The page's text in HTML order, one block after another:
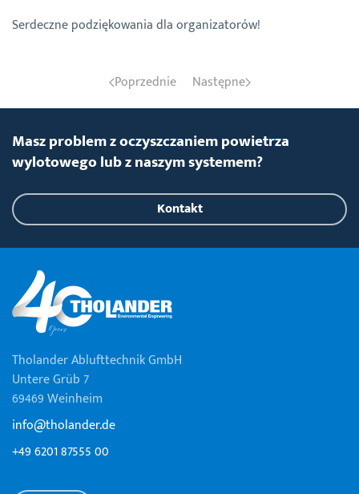
Serdeczne podziękowania dla organizatorów!
Poprzednie Następne
Masz problem z oczyszczaniem powietrza
wylotowego lub z naszym systemem?
Kontakt
Tholander Ablufttechnik GmbH
Untere Grüb 7
69469 Weinheim
info@tholander.de
+49 6201 87555 00